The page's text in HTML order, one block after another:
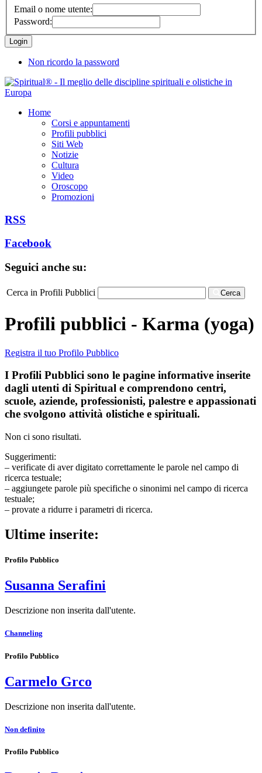
Email o nome utente:
Password:
Non ricordo la password
Home
Corsi e appuntamenti
Profili pubblici
Siti Web
Notizie
Cultura
Video
Oroscopo
Promozioni
RSS
Facebook
Seguici anche su:
Cerca in Profili Pubblici Cerca
Profili pubblici - Karma (yoga)
Registra il tuo Profilo Pubblico
I Profili Pubblici sono le pagine informative inserite
dagli utenti di Spiritual e comprendono centri,
scuole, aziende, professionisti, palestre e appassionati
che svolgono attività olistiche e spirituali.
Non ci sono risultati.
Suggerimenti:
– verificate di aver digitato correttamente le parole nel campo di
ricerca testuale;
– aggiungete parole più specifiche o sinonimi nel campo di ricerca
testuale;
– provate a ridurre i parametri di ricerca.
Ultime inserite:
Profilo Pubblico
Susanna Serafini
Descrizione non inserita dall'utente.
Channeling
Profilo Pubblico
Carmelo Grco
Descrizione non inserita dall'utente.
Non definito
Profilo Pubblico